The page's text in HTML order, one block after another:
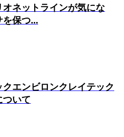
ネットラインが気にな
を保つ...
エンビロンクレイテック
ついて